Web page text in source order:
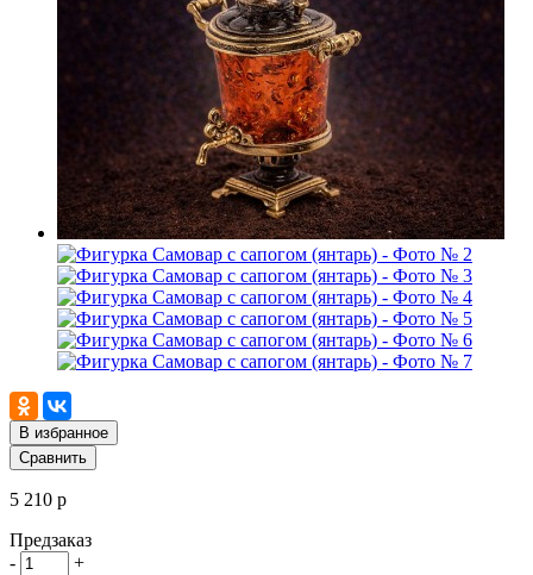
В избранное
Сравнить
5 210 р
Предзаказ
-
+